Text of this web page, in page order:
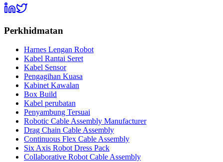
Perkhidmatan
Harnes Lengan Robot
Kabel Rantai Seret
Kabel Sensor
Pengagihan Kuasa
Kabinet Kawalan
Box Build
Kabel perubatan
Penyambung Tersuai
Robotic Cable Assembly Manufacturer
Drag Chain Cable Assembly
Continuous Flex Cable Assembly
Six Axis Robot Dress Pack
Collaborative Robot Cable Assembly